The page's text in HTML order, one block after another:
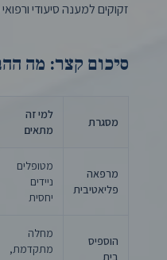
זקוקים למענה סיעודי
סיכום קצר: מה
מסגרת
למי זה
מתאים
מרפאה
פליאטיבית
מטופלים
ניידים
יחסית
הוספיס
בית
מחלה
מתקדמת,